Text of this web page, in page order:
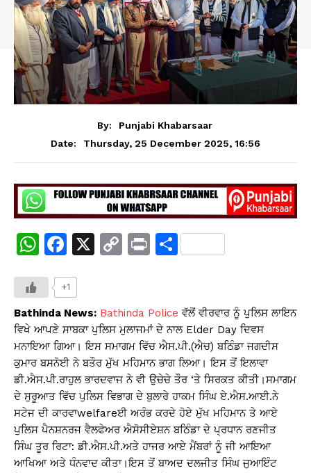
By:
Punjabi Khabarsaar
Date:
Thursday, 25 December 2025, 16:56
W
at
s
A
p
p
F
c
e
b
o
o
k
X
C
y
Li
n
k
Pr S
e
+1
Bathinda News: Bathinda Police ਵੱਲੋਂ ਵੀਰਵਾਰ ਨੂੰ ਪੁਲਿਸ ਲਾਇਨ
ਵਿਖੇ ਆਪਣੇ ਸਾਬਕਾ ਪੁਲਿਸ ਮੁਲਾਜਮਾਂ ਦੇ ਨਾਲ Elder Day ਦਿਵਸ
ਮਨਾਇਆ ਗਿਆ। ਇਸ ਸਮਾਗਮ ਵਿੱਚ ਐਸ.ਪੀ.(ਐਚ) ਬਠਿੰਡਾ ਜਗਦੀਸ
ਕੁਮਾਰ ਬਸਨੋਈ ਨੇ ਬਤੌਰ ਮੁੱਖ ਮਹਿਮਾਨ ਭਾਗ ਲਿਆ। ਇਸ ਤੋਂ ਇਲਾਵਾ
ਡੀ.ਐਸ.ਪੀ.ਰਾਹੁਲ ਭਾਰਦਵਾਜ ਨੇ ਵੀ ਉਚੇਚੇ ਤੌਰ ‘ਤੇ ਸਿਰਕਤ ਕੀਤੀ।ਸਮਾਗਮ
ਦੇ ਸੁਰੂਆਤ ਵਿੱਚ ਪੁਲਿਸ ਵਿਭਾਗ ਦੇ ਬੁਲਾਰੇ ਹਾਕਮ ਸਿੰਘ ਏ.ਐਸ.ਆਈ.ਨੇ
ਸਟੇਜ ਦੀ ਕਾਰਵਾwelfareਈ ਅਰੰਭ ਕਰਦੇ ਹੋਏ ਮੁੱਖ ਮਹਿਮਾਨ ਤੇ ਆਏ
ਪੁਲਿਸ ਪੈਨਸ਼ਨਰਜ ਵੈਲਫੇਅਰ ਐਸੋਸੀਏਸ਼ਨ ਬਠਿੰਡਾ ਦੇ ਪ੍ਰਧਾਨ ਰਣਜੀਤ
ਸਿੰਘ ਤੂਰ ਰਿਟਾ: ਡੀ.ਐਸ.ਪੀ.ਅਤੇ ਹਾਜਰ ਆਏ ਮੈਂਬਰਾਂ ਨੂੰ ਜੀ ਆਇਆ
ਆਖਿਆ ਅਤੇ ਧੰਨਵਾਦ ਕੀਤਾ।ਇਸ ਤੋਂ ਬਾਅਦ ਦਲਜੀਤ ਸਿੰਘ ਜੁਆਇੰਟ